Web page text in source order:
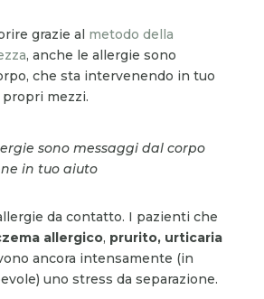
grazie al metodo della
, anche le allergie sono
che sta intervenendo in tuo
mezzi.
sono messaggi dal corpo
in tuo aiuto
da contatto. I pazienti che
allergico, prurito, urticaria
ancora intensamente (in
uno stress da separazione.